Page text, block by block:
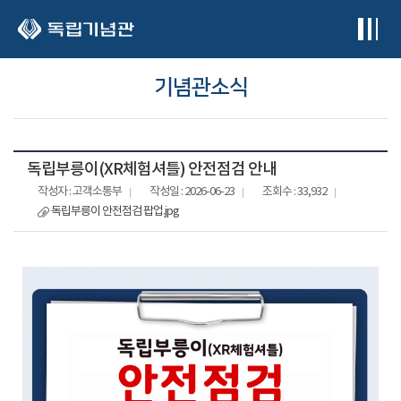
기념관소식
독립부릉이(XR체험셔틀) 안전점검 안내
작성자 : 고객소통부 작성일 : 2026-06-23
조회수 : 33,932
독립부릉이 안전점검 팝업.jpg